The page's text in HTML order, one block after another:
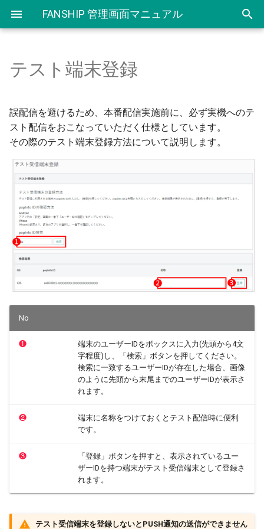
FANSHIP 管理画面マニュアル
セットアップ
環境情報
基本情報
証明書・サーバーキーの登録
配信アイコン管理
テスト端末登録
新規作成
配信一覧・配信詳細
フォーマット一覧
繰り返し配信一覧・詳細画面
差し込み配信一覧・詳細画面
アプリ内メッセージについて
新規作成
配信一覧・配信詳細
クーポンご利用にあたり
クーポン登録
クーポン一覧
CSVダウンロード
利用可能店舗登録
利用可能店舗一覧
IDLinkご利用にあたり
ユーザー検索機能（IDLink
v1）
（IDLink v1）
ID検索機能（IDLink v1）
ID検索（IDLink v0）
セグメント登録
セグメント一覧
連携先登録・一覧
クラウド連携ステータス一覧
ユーザー情報
プッシュ通知
セグメント
SDK 及び 資料ダウンロード
サポート
基本情報
パスワードの変更
ページ設定
改定履歴
テスト端末登録
誤配信を避けるため、本番配信実施前に、必ず実機へのテ
スト配信をおこなっていただく仕様としています。
その際のテスト端末登録方法について説明します。
No
❶
端末のユーザーIDをボックスに入力(先頭から4文
字程度)し、「検索」ボタンを押してください。
検索に一致するユーザーIDが存在した場合、画像
のように先頭から末尾までのユーザーIDが表示さ
れます。
❷
端末に名称をつけておくとテスト配信時に便利
です。
❸
「登録」ボタンを押すと、表示されているユー
ザーIDを持つ端末がテスト受信端末として登録さ
れます。
テスト受信端末を登録しないとPUSH通知の送信ができません